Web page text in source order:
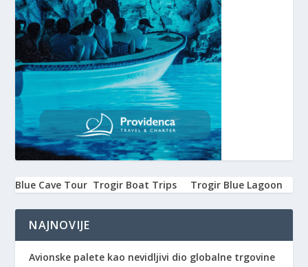
Blue Cave Tour Trogir Boat Trips Trogir Blue Lagoon
NAJNOVIJE
Avionske palete kao nevidljivi dio globalne trgovine